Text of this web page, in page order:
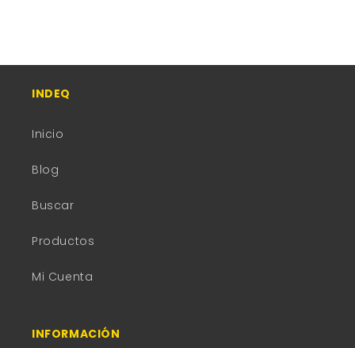
INDEQ
Inicio
Blog
Buscar
Productos
Mi Cuenta
INFORMACIÓN